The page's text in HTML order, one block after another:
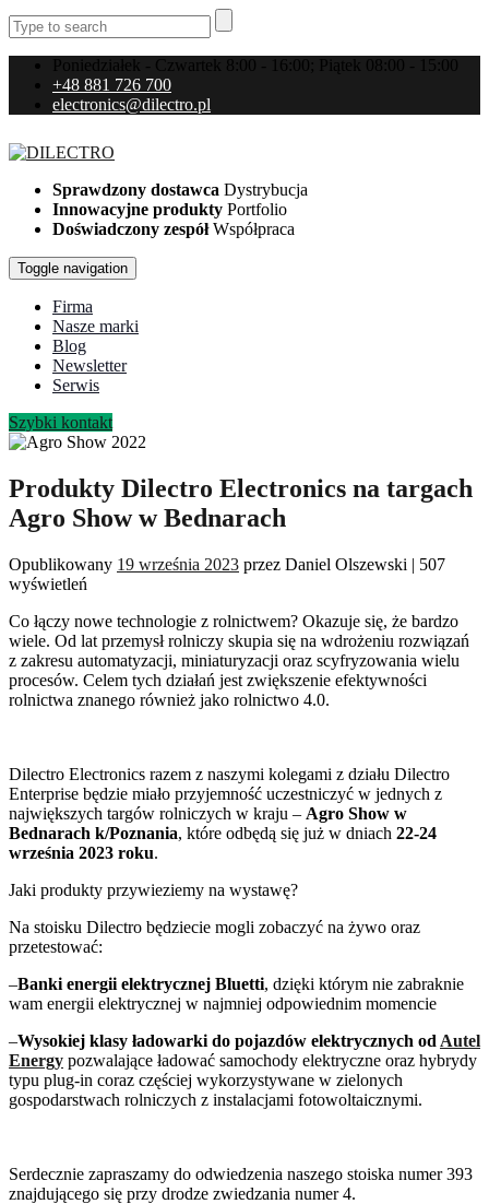
Poniedziałek - Czwartek 8:00 - 16:00; Piątek 08:00 - 15:00
+48 881 726 700
electronics@dilectro.pl
Sprawdzony dostawca Dystrybucja
Innowacyjne produkty Portfolio
Doświadczony zespół Współpraca
Toggle navigation
Firma
Nasze marki
Blog
Newsletter
Serwis
Szybki kontakt
Produkty Dilectro Electronics na targach
Agro Show w Bednarach
Opublikowany 19 września 2023 przez Daniel Olszewski | 507
wyświetleń
Co łączy nowe technologie z rolnictwem? Okazuje się, że bardzo
wiele. Od lat przemysł rolniczy skupia się na wdrożeniu rozwiązań
z zakresu automatyzacji, miniaturyzacji oraz scyfryzowania wielu
procesów. Celem tych działań jest zwiększenie efektywności
rolnictwa znanego również jako rolnictwo 4.0.
Dilectro Electronics razem z naszymi kolegami z działu Dilectro
Enterprise będzie miało przyjemność uczestniczyć w jednych z
największych targów rolniczych w kraju – Agro Show w
Bednarach k/Poznania, które odbędą się już w dniach 22-24
września 2023 roku.
Jaki produkty przywieziemy na wystawę?
Na stoisku Dilectro będziecie mogli zobaczyć na żywo oraz
przetestować:
–Banki energii elektrycznej Bluetti, dzięki którym nie zabraknie
wam energii elektrycznej w najmniej odpowiednim momencie
–Wysokiej klasy ładowarki do pojazdów elektrycznych od Autel
Energy pozwalające ładować samochody elektryczne oraz hybrydy
typu plug-in coraz częściej wykorzystywane w zielonych
gospodarstwach rolniczych z instalacjami fotowoltaicznymi.
Serdecznie zapraszamy do odwiedzenia naszego stoiska numer 393
znajdującego się przy drodze zwiedzania numer 4.